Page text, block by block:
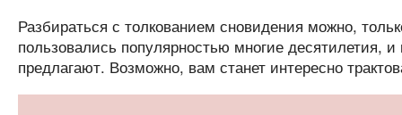
Разбираться с толкованием сновидения можно,
пользовались популярностью многие десятилетия,
предлагают. Возможно, вам станет интересно